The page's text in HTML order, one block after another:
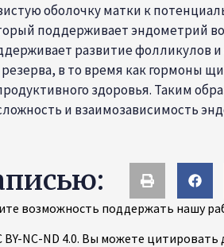
оболочку матки к
поддерживает эндометрий
развитие фолликулов
в то время как гормоны
здоровья. Таким
и взаимозависимость
возможность поддержать нашу
NC-ND 4.0. Вы можете